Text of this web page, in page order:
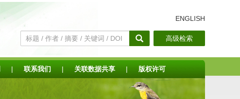
ENGLISH
高级检索
| 联系我们 | 关联数据共享 | 版权许可